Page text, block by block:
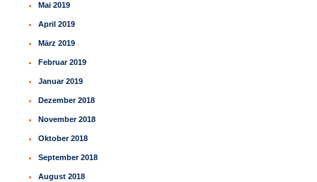
Mai 2019
April 2019
März 2019
Februar 2019
Januar 2019
Dezember 2018
November 2018
Oktober 2018
September 2018
August 2018